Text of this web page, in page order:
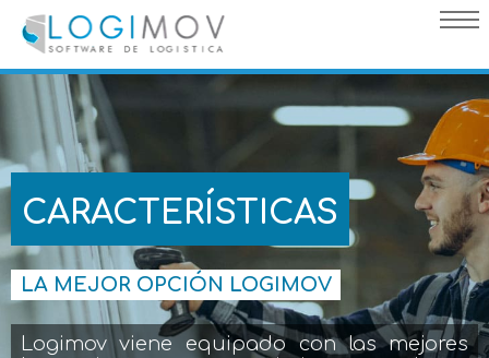
query failed, Table 'nwproject5_logimov.preload_images' doesn't
exist::SQL Query: /*qc=on*/ select * from preload_images where
pagina=34
CARACTERÍSTICAS
LA MEJOR OPCIÓN LOGIMOV
Logimov viene equipado con las mejores